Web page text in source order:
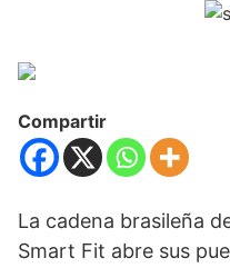
Compartir
La cadena brasileña
Smart Fit abre sus